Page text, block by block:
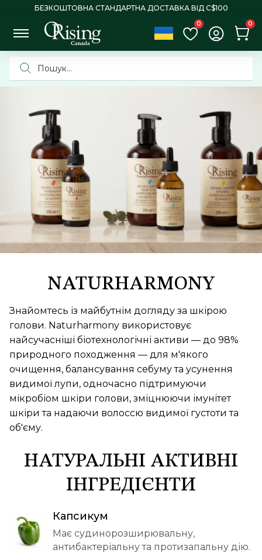
БЕЗКОШТОВНА СТАНДАРТНА ДОСТАВКА ВІД C$100
0 0
NATURHARMONY
Знайомтесь із майбутнім догляду за шкірою
голови. Naturharmony використовує
найсучасніші біотехнологічні активи — до 98%
природного походження — для м'якого
очищення, балансування себуму та усунення
видимої лупи, одночасно підтримуючи
мікробіом шкіри голови, зміцнюючи імунітет
шкіри та надаючи волоссю видимої густоти та
об'єму.
НАТУРАЛЬНІ АКТИВНІ
ІНГРЕДІЄНТИ
Капсикум
Має судинорозширювальну,
антибактеріальну та протизапальну дію.